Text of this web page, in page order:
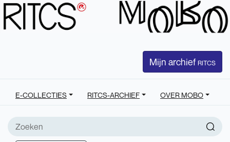
Mijn archief RITCS
E-COLLECTIES RITCS-ARCHIEF OVER MOBO